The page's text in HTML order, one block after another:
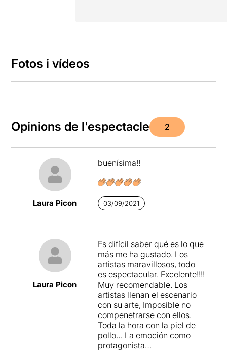
Fotos i vídeos
Opinions de l'espectacle 2
Laura Picon
buenísima!!
03/09/2021
Laura Picon
Es difícil saber qué es lo que
más me ha gustado. Los
artistas maravillosos, todo
es espectacular. Excelente!!!!
Muy recomendable. Los
artistas llenan el escenario
con su arte, Imposible no
compenetrarse con ellos.
Toda la hora con la piel de
pollo… La emoción como
protagonista…